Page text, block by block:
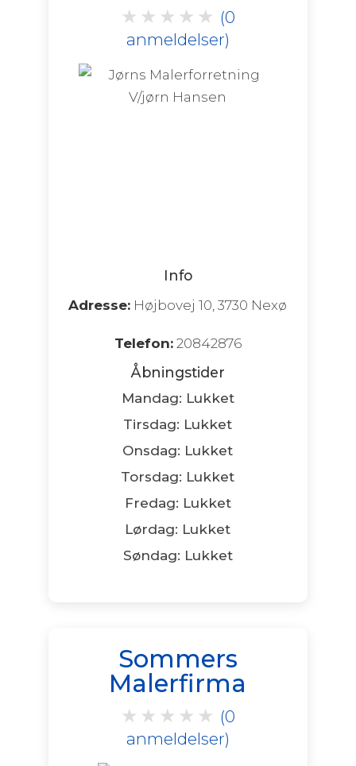
★ ★ ★ ★ ★ (0
anmeldelser)
Info
Adresse: Højbovej 10, 3730 Nexø
Telefon:20842876
Åbningstider
Mandag: Lukket
Tirsdag: Lukket
Onsdag: Lukket
Torsdag: Lukket
Fredag: Lukket
Lørdag: Lukket
Søndag: Lukket
Sommers
Malerfirma
★ ★ ★ ★ ★ (0
anmeldelser)